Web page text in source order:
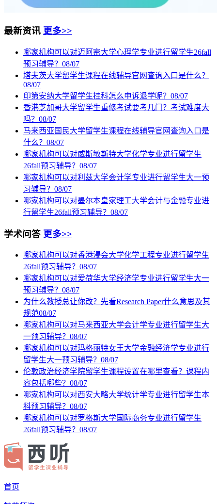
最新资讯 更多>>
哪家机构可以对迈阿密大学心理学专业进行留学生26fall
预习辅导？ 08/07
塔夫茨大学留学生课程在线辅导官网查询入口是什么？
08/07
印第安纳大学留学生挂科怎么申诉退学呢？ 08/07
香港芝加哥大学留学生重修考试要考几门？考试难度大
吗？ 08/07
马来西亚国民大学留学生课程在线辅导官网查询入口是
什么？ 08/07
哪家机构可以对威斯敏斯特大学化学专业进行留学生
26fall预习辅导？ 08/07
哪家机构可以对利兹大学会计学专业进行留学生大一预
习辅导？ 08/07
哪家机构可以对墨尔本皇家理工大学会计与金融专业进
行留学生26fall预习辅导？ 08/07
学术问答 更多>>
哪家机构可以对香港浸会大学化学工程专业进行留学生
26fall预习辅导？ 08/07
哪家机构可以对爱荷华大学经济学专业进行留学生大一
预习辅导？ 08/07
为什么教授总让你改？先看Research Paper什么意思及其
规范08/07
哪家机构可以对马来西亚大学会计学专业进行留学生大
一预习辅导？ 08/07
哪家机构可以对玛格丽特女王大学金融经济学专业进行
留学生大一预习辅导？ 08/07
伦敦政治经济学院留学生课程设置在哪里查看？课程内
容包括哪些？ 08/07
哪家机构可以对西安大略大学统计学专业进行留学生本
科预习辅导？ 08/07
哪家机构可以对罗格斯大学国际商务专业进行留学生
26fall预习辅导？ 08/07
首页